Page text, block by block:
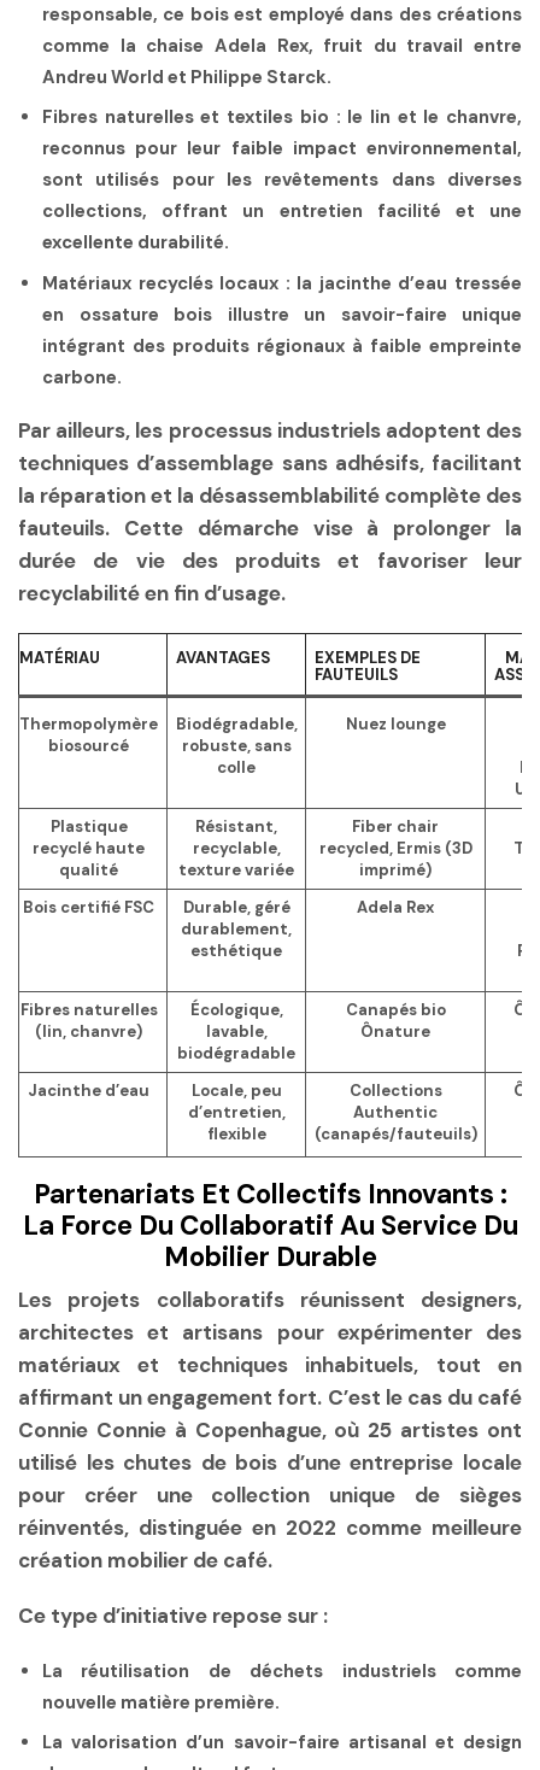
responsable, ce bois est employé dans des créations
comme la chaise Adela Rex, fruit du travail entre
Andreu World et Philippe Starck.
Fibres naturelles et textiles bio : le lin et le chanvre,
reconnus pour leur faible impact environnemental,
sont utilisés pour les revêtements dans diverses
collections, offrant un entretien facilité et une
excellente durabilité.
Matériaux recyclés locaux : la jacinthe d’eau tressée
en ossature bois illustre un savoir-faire unique
intégrant des produits régionaux à faible empreinte
carbone.
Par ailleurs, les processus industriels adoptent des
techniques d’assemblage sans adhésifs, facilitant
la réparation et la désassemblabilité complète des
fauteuils. Cette démarche vise à prolonger la
durée de vie des produits et favoriser leur
recyclabilité en fin d’usage.
MATÉRIAU AVANTAGES
EXEMPLES DE
FAUTEUILS
Thermopolymère
biosourcé
Biodégradable,
robuste, sans
colle
Nuez lounge
Plastique
recyclé haute
qualité
Résistant,
recyclable,
texture variée
Fiber chair
recycled, Ermis (3D
imprimé)
Bois certifié FSC
Durable, géré
durablement,
esthétique
Adela Rex
Fibres naturelles
(lin, chanvre)
Écologique,
lavable,
biodégradable
Canapés bio
Ônature
Jacinthe d’eau
Locale, peu
d’entretien,
flexible
Collections
Authentic
(canapés/fauteuils)
Partenariats Et Collectifs Innovants :
La Force Du Collaboratif Au Service Du
Mobilier Durable
Les projets collaboratifs réunissent designers,
architectes et artisans pour expérimenter des
matériaux et techniques inhabituels, tout en
affirmant un engagement fort. C’est le cas du café
Connie Connie à Copenhague, où 25 artistes ont
utilisé les chutes de bois d’une entreprise locale
pour créer une collection unique de sièges
réinventés, distinguée en 2022 comme meilleure
création mobilier de café.
Ce type d’initiative repose sur :
La réutilisation de déchets industriels comme
nouvelle matière première.
La valorisation d’un savoir-faire artisanal et design